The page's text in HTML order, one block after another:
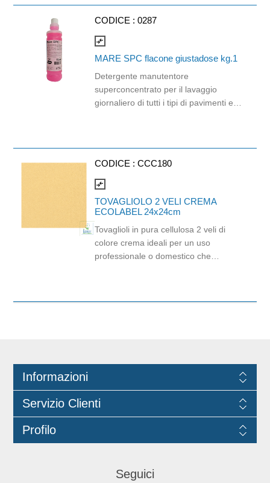
CODICE : 0287
compare_arrows
MARE SPC flacone giustadose kg.1
Detergente manutentore
superconcentrato per il lavaggio
giornaliero di tutti i tipi di pavimenti e
marina. Non necessita di risciacquo.
In flacone giustadose che eroga circa
25ml, da ogni flacone si ricavano circa
40 dosi da 25ml.
CODICE : CCC180
compare_arrows
TOVAGLIOLO 2 VELI CREMA
ECOLABEL 24x24cm
Tovaglioli in pura cellulosa 2 veli di
colore crema ideali per un uso
professionale o domestico che
Informazioni
Servizio Clienti
Profilo
Seguici